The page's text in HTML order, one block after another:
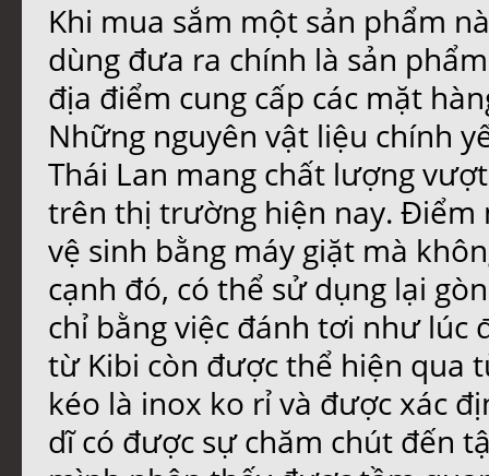
Khi mua sắm một sản phẩm
dùng đưa ra chính là sản
địa điểm cung cấp các mặt
Những nguyên vật liệu chính
Thái Lan mang chất lượng
trên thị trường hiện nay. Điểm
vệ sinh bằng máy giặt mà
cạnh đó, có thể sử dụng lại
chỉ bằng việc đánh tơi như lúc
từ Kibi còn được thể hiện qua
kéo là inox ko rỉ và được xác
dĩ có được sự chăm chút đến